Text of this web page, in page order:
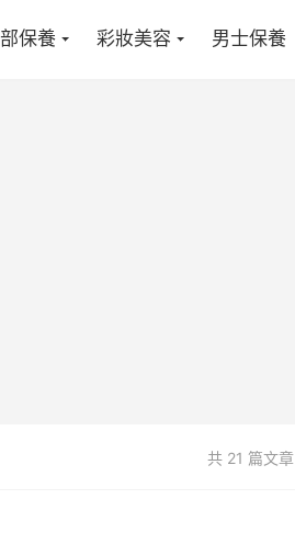
保養 彩妝美容 男士保養
共 21 篇文章